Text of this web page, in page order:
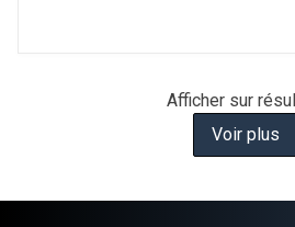
Afficher sur
Voir plus